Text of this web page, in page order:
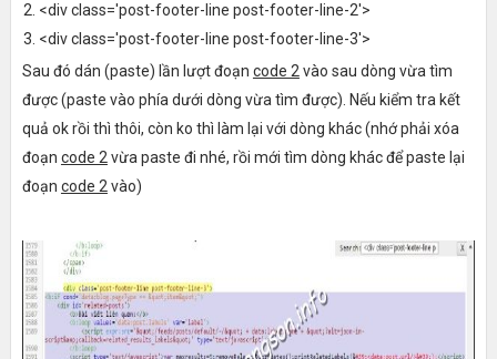
<div class='post-footer-line post-footer-line-2'>
<div class='post-footer-line post-footer-line-3'>
Sau đó dán (paste) lần lượt đoạn code 2 vào sau dòng vừa tìm
được (paste vào phía dưới dòng vừa tìm được). Nếu kiểm tra kết
quả ok rồi thì thôi, còn ko thì làm lại với dòng khác (nhớ phải xóa
đoạn code 2 vừa paste đi nhé, rồi mới tìm dòng khác để paste lại
đoạn code 2 vào)